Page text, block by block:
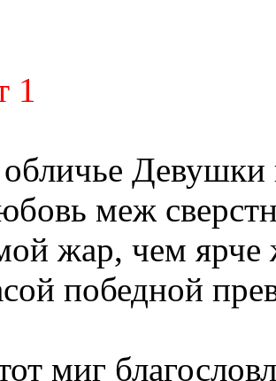
1
обличье Девушки
меж
жар, чем ярче
победной
миг